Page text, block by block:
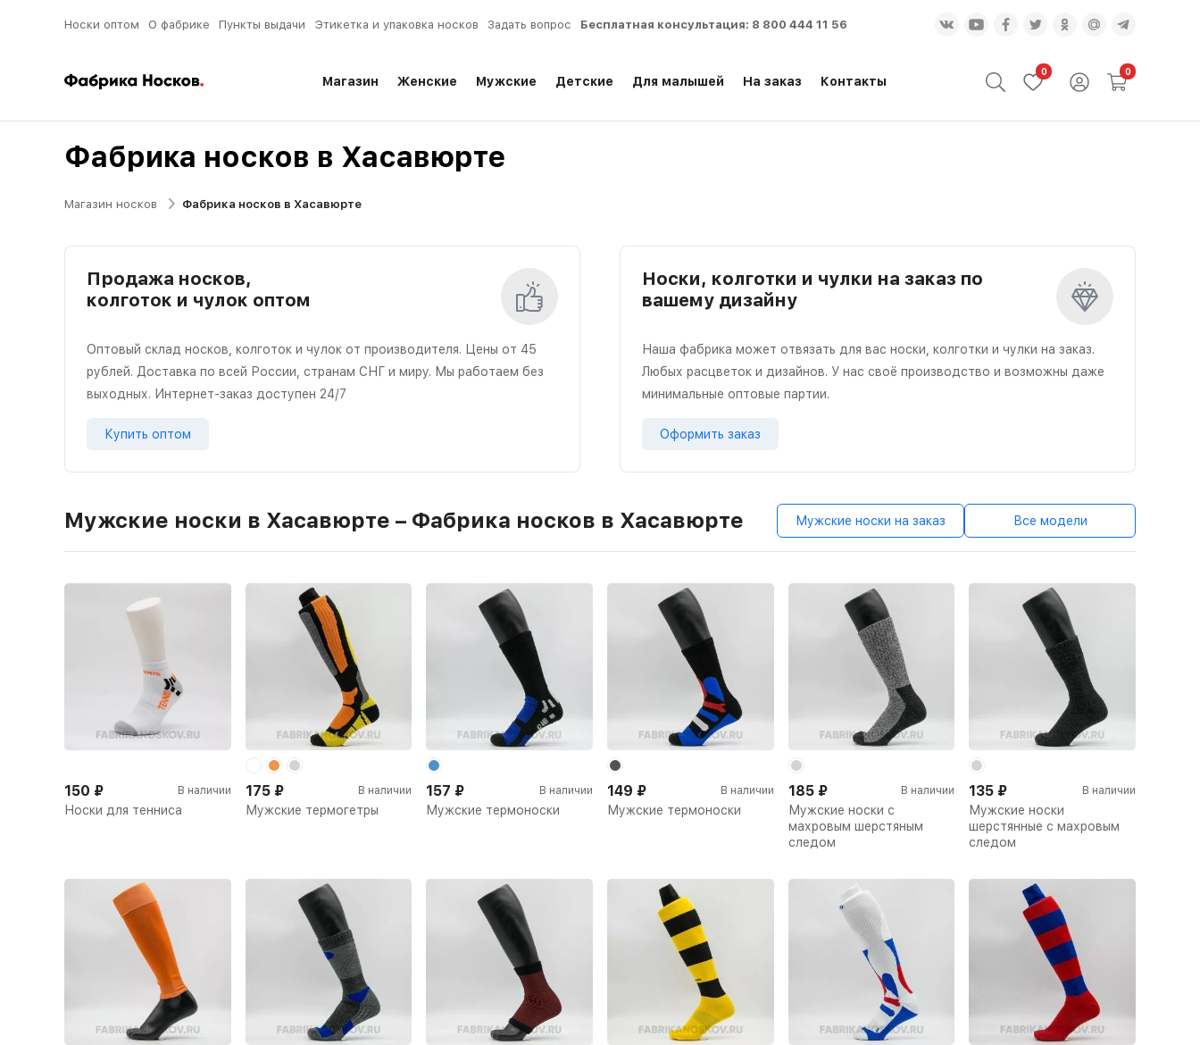
Носки оптом О фабрике Пункты выдачи Этикетка и упаковка носков Задать вопрос Бесплатная консультация: 8 800 444 11 56
Магазин Женские Мужские Детские Для малышей На заказ Контакты
0 0
Фабрика носков в Хасавюрте
Магазин носков Фабрика носков в Хасавюрте
Продажа носков,
колготок и чулок оптом
Оптовый склад носков, колготок и чулок от производителя. Цены от 45
рублей. Доставка по всей России, странам СНГ и миру. Мы работаем без
выходных. Интернет-заказ доступен 24/7
Купить оптом
Носки, колготки и чулки на заказ по
вашему дизайну
Наша фабрика может отвязать для вас носки, колготки и чулки на заказ.
Любых расцветок и дизайнов. У нас своё производство и возможны даже
минимальные оптовые партии.
Оформить заказ
Мужские носки в Хасавюрте – Фабрика носков в Хасавюрте Мужские носки на заказ Все модели
Носки для тенниса
150 ₽ В наличии
Мужские термогетры
175 ₽ В наличии
Мужские термоноски
157 ₽ В наличии
Мужские термоноски
149 ₽ В наличии
Мужские носки с
махровым шерстяным
следом
185 ₽ В наличии
Мужские носки
шерстянные с махровым
следом
135 ₽ В наличии